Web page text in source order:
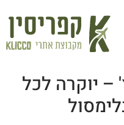
יוקרה לכל